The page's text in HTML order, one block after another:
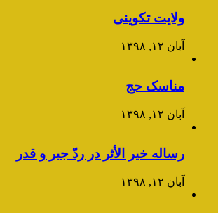
ولایت تکوینی
آبان ۱۲, ۱۳۹۸
مناسک حج
آبان ۱۲, ۱۳۹۸
رساله خیر الأثر در ردّ جبر و قدر
آبان ۱۲, ۱۳۹۸